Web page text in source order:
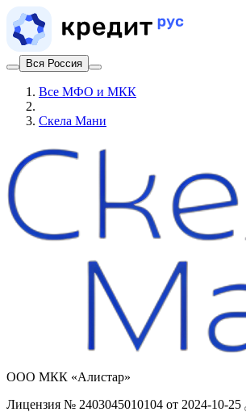
Вся Россия
Все МФО и МКК
Скела Мани
ООО МКК «Алистар»
Лицензия № 2403045010104 от 2024-10-25